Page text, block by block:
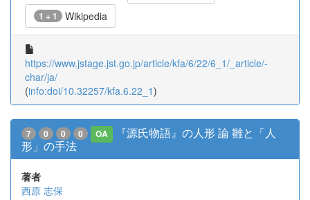
1 + 1 Wikipedia
https://www.jstage.jst.go.jp/article/kfa/6/22/6_1/_article/-
char/ja/
(info:doi/10.32257/kfa.6.22_1)
7 0 0 0 OA
『源氏物語』の人形 論 雛と「人
形」の手法
著者
西原 志保